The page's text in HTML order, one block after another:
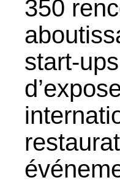
350
start-